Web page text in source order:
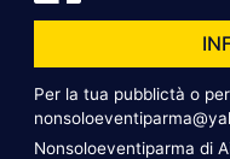
Per la tua pubblictà o
Nonsoloeventiparma di